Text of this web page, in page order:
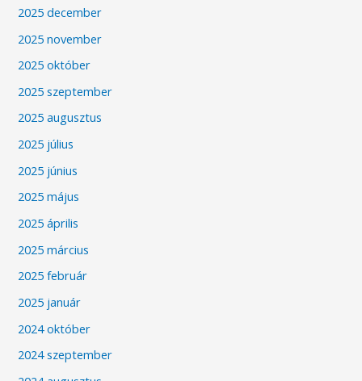
2025 december
2025 november
2025 október
2025 szeptember
2025 augusztus
2025 július
2025 június
2025 május
2025 április
2025 március
2025 február
2025 január
2024 október
2024 szeptember